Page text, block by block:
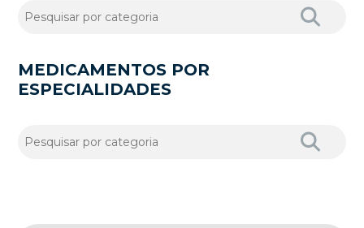
MEDICAMENTOS POR
ESPECIALIDADES